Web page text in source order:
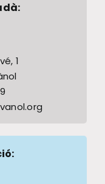
1